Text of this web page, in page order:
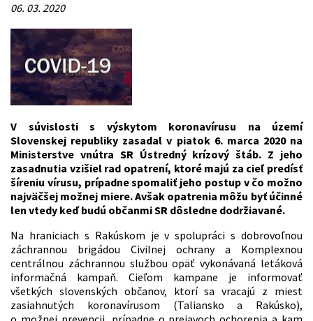
06. 03. 2020
V súvislosti s výskytom koronavírusu na území
Slovenskej republiky zasadal v piatok 6. marca 2020 na
Ministerstve vnútra SR Ústredný krízový štáb. Z jeho
zasadnutia vzišiel rad opatrení, ktoré majú za cieľ predísť
šíreniu vírusu, prípadne spomaliť jeho postup v čo možno
najväčšej možnej miere. Avšak opatrenia môžu byť účinné
len vtedy keď budú občanmi SR dôsledne dodržiavané.
Na hraniciach s Rakúskom je v spolupráci s dobrovoľnou
záchrannou brigádou Civilnej ochrany a Komplexnou
centrálnou záchrannou službou opäť vykonávaná letáková
informačná kampaň. Cieľom kampane je informovať
všetkých slovenských občanov, ktorí sa vracajú z miest
zasiahnutých koronavírusom (Taliansko a Rakúsko),